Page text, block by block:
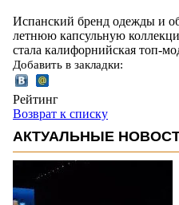
Испанский бренд одежды и
летнюю капсульную
стала калифорнийская топ-
Добавить в закладки:
Рейтинг
Возврат к списку
АКТУАЛЬНЫЕ